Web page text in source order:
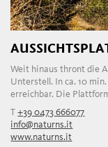
Weit hinaus thront die
Unterstell. In ca. 10
erreichbar. Die
T+39 0473 666077
info@naturns.it
www.naturns.it